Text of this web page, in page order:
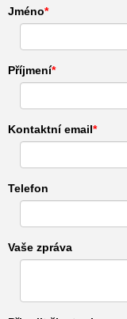
Jméno
Příjmení
Kontaktní email
Telefon
Vaše zpráva